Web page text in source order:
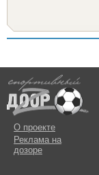
О проекте
Реклама на
дозоре